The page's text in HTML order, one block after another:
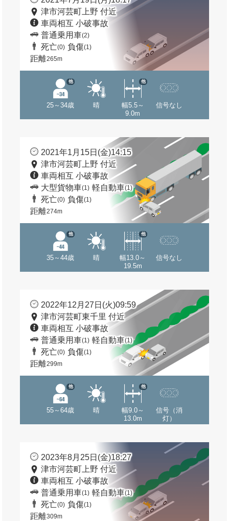
津市河芸町上野 付近
車両相互 小破事故
普通乗用車(2)
死亡(0) 負傷(1)
距離265m
25～34歳
他
晴
幅5.5～
9.0m
他
信号なし
2021年1月15日(金)14:15
津市河芸町上野 付近
車両相互 小破事故
大型貨物車(1) 軽自動車(1)
死亡(0) 負傷(1)
距離274m
35～44歳
他
晴
幅13.0～
19.5m
他
信号なし
2022年12月27日(火)09:59
津市河芸町東千里 付近
車両相互 小破事故
普通乗用車(1) 軽自動車(1)
死亡(0) 負傷(1)
距離299m
55～64歳
他
晴
幅9.0～
13.0m
他
信号（消
灯）
2023年8月25日(金)18:27
津市河芸町上野 付近
車両相互 小破事故
普通乗用車(1) 軽自動車(1)
死亡(0) 負傷(1)
距離309m